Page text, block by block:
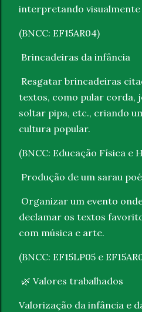
interpretando visualmente
(BNCC: EF15AR04)
Brincadeiras da infância
Resgatar brincadeiras
textos, como pular corda,
soltar pipa, etc., criando
cultura popular.
(BNCC: Educação Física e
Produção de um sarau
Organizar um evento
declamar os textos
com música e arte.
(BNCC: EF15LP05 e
🌿 Valores trabalhados
Valorização da infância e